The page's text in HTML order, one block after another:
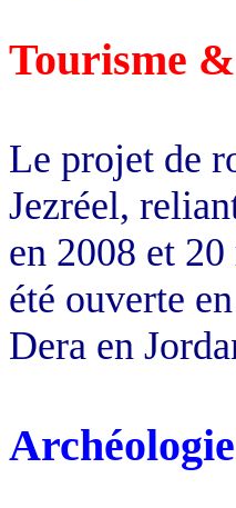
Tourisme
Le projet de
Jezréel,
en 2008 et
été ouverte
Dera en
Archéologie